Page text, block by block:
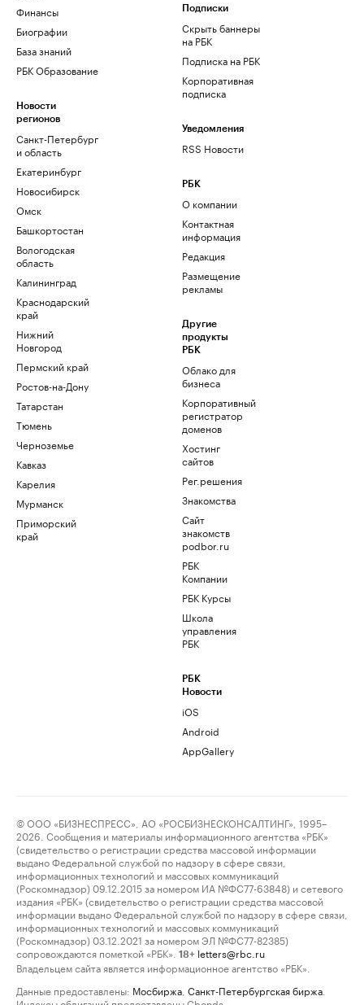
Финансы
Биографии
База знаний
РБК Образование
Новости
регионов
Санкт-Петербург
и область
Екатеринбург
Новосибирск
Омск
Башкортостан
Вологодская
область
Калининград
Краснодарский
край
Нижний
Новгород
Пермский край
Ростов-на-Дону
Татарстан
Тюмень
Черноземье
Кавказ
Карелия
Мурманск
Приморский
край
Подписки
Скрыть баннеры
на РБК
Подписка на РБК
Корпоративная
подписка
Уведомления
RSS Новости
РБК
О компании
Контактная
информация
Редакция
Размещение
рекламы
Другие
продукты
РБК
Облако для
бизнеса
Корпоративный
регистратор
доменов
Хостинг
сайтов
Рег.решения
Знакомства
Сайт
знакомств
podbor.ru
РБК
Компании
РБК Курсы
Школа
управления
РБК
РБК
Новости
iOS
Android
AppGallery
© ООО «БИЗНЕСПРЕСС», АО «РОСБИЗНЕСКОНСАЛТИНГ», 1995–
2026. Сообщения и материалы информационного агентства «РБК»
(свидетельство о регистрации средства массовой информации
выдано Федеральной службой по надзору в сфере связи,
информационных технологий и массовых коммуникаций
(Роскомнадзор) 09.12.2015 за номером ИА №ФС77-63848) и сетевого
издания «РБК» (свидетельство о регистрации средства массовой
информации выдано Федеральной службой по надзору в сфере связи,
информационных технологий и массовых коммуникаций
(Роскомнадзор) 03.12.2021 за номером ЭЛ №ФС77-82385)
сопровождаются пометкой «РБК».
18+ letters@rbc.ru
Владельцем сайта является информационное агентство «РБК».
Данные предоставлены: Мосбиржа Санкт-Петербургская биржа